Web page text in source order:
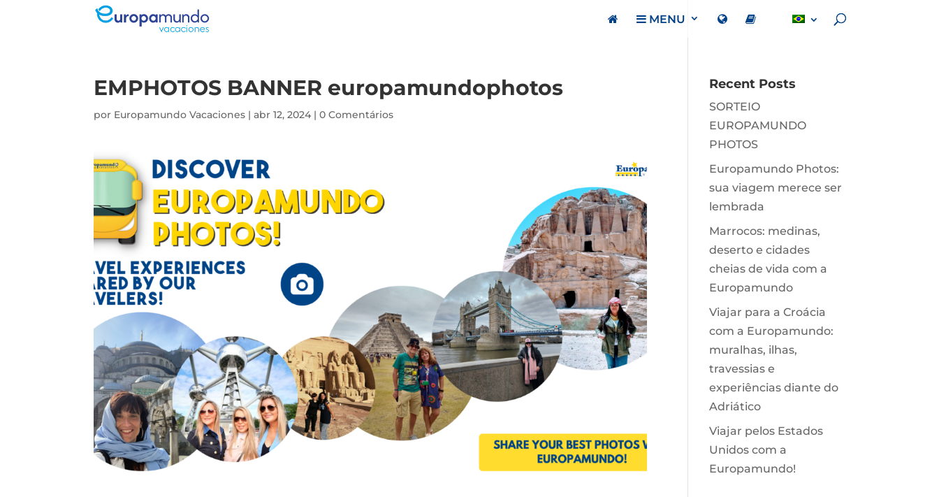
MENU
EMPHOTOS BANNER europamundophotos
por Europamundo Vacaciones |abr 12, 2024 |0 Comentários
Recent Posts
SORTEIO
EUROPAMUNDO
PHOTOS
Europamundo Photos:
sua viagem merece ser
lembrada
Marrocos: medinas,
deserto e cidades
cheias de vida com a
Europamundo
Viajar para a Croácia
com a Europamundo:
muralhas, ilhas,
travessias e
experiências diante do
Adriático
Viajar pelos Estados
Unidos com a
Europamundo!